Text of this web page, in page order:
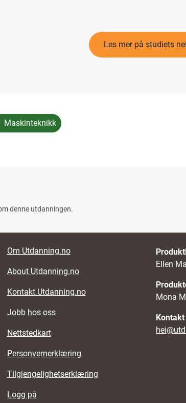
Les mer på studiets
Maskinteknikk
denne utdanningen.
Footer links
Om Utdanning.no
About Utdanning.no
Kontakt Utdanning.no
Jobb hos oss
Nettstedkart
Personvernerklæring
Tilgjengelighetserklæring
Logg på
Ellen
Mona
Kontakt